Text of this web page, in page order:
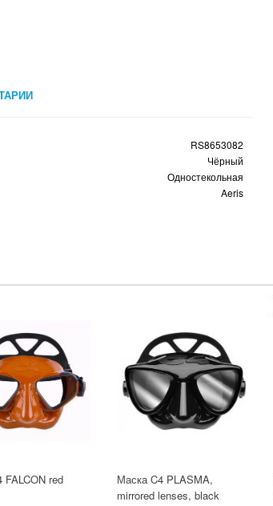
RS8653082
Чёрный
Одностекольная
Aeris
FALCON red
Маска C4 PLASMA,
mirrored lenses, black